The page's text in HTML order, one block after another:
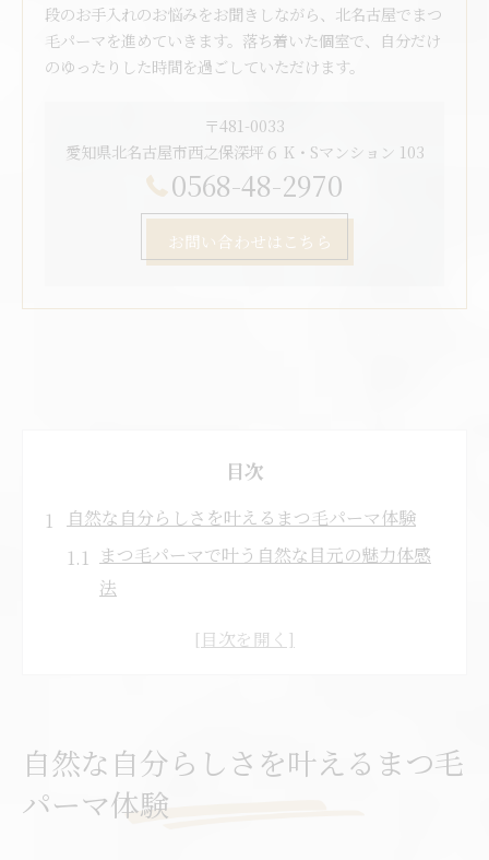
段のお手入れのお悩みをお聞きしながら、北名古屋でまつ
毛パーマを進めていきます。落ち着いた個室で、自分だけ
のゆったりした時間を過ごしていただけます。
〒481-0033
愛知県北名古屋市西之保深坪６ K・Sマンション 103
0568-48-2970
お問い合わせはこちら
目次
自然な自分らしさを叶えるまつ毛パーマ体験
まつ毛パーマで叶う自然な目元の魅力体感
法
まつ毛パーマを通じて自律した美しさを実
感
自然な自分らしさを叶えるまつ毛
パーマ体験